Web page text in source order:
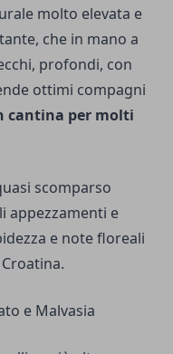
molto elevata e
che in mano a
profondi, con
ottimi compagni
cantina per molti
scomparso
appezzamenti e
e note floreali
e Malvasia